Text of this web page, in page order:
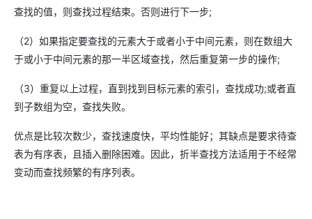
查找的值，则查找过程结束。否则进行下一步;
（2）如果指定要查找的元素大于或者小于中间元素，则在数组大
于或小于中间元素的那一半区域查找，然后重复第一步的操作;
（3）重复以上过程，直到找到目标元素的索引，查找成功;或者直
到子数组为空，查找失败。
优点是比较次数少，查找速度快，平均性能好；其缺点是要求待查
表为有序表，且插入删除困难。因此，折半查找方法适用于不经常
变动而查找频繁的有序列表。